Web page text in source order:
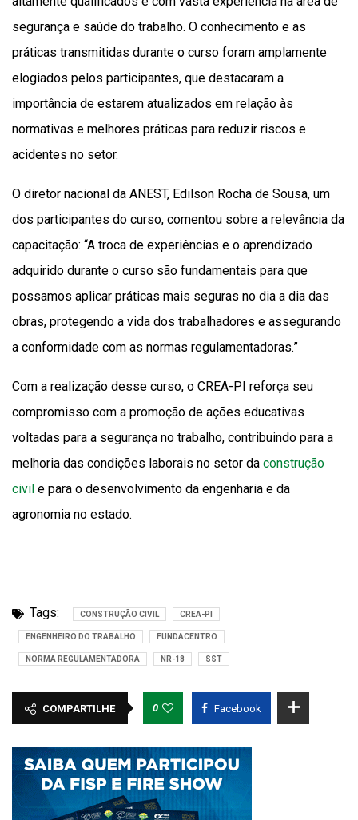
segurança e saúde do trabalho. O conhecimento e as
práticas transmitidas durante o curso foram amplamente
elogiados pelos participantes, que destacaram a
importância de estarem atualizados em relação às
normativas e melhores práticas para reduzir riscos e
acidentes no setor.
O diretor nacional da ANEST, Edilson Rocha de Sousa, um
dos participantes do curso, comentou sobre a relevância da
capacitação: “A troca de experiências e o aprendizado
adquirido durante o curso são fundamentais para que
possamos aplicar práticas mais seguras no dia a dia das
obras, protegendo a vida dos trabalhadores e assegurando
a conformidade com as normas regulamentadoras.”
Com a realização desse curso, o CREA-PI reforça seu
compromisso com a promoção de ações educativas
voltadas para a segurança no trabalho, contribuindo para a
melhoria das condições laborais no setor da construção
civil e para o desenvolvimento da engenharia e da
agronomia no estado.
Tags: CONSTRUÇÃO CIVIL CREA-PI
ENGENHEIRO DO TRABALHO FUNDACENTRO
NORMA REGULAMENTADORA NR-18 SST
COMPARTILHE 0 Facebook